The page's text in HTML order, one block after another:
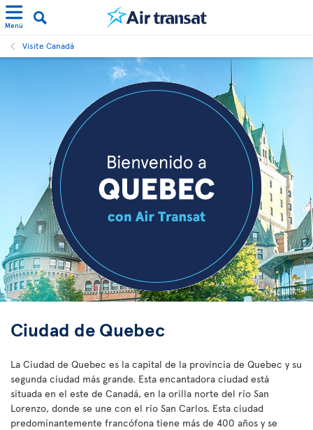
Menú
Visite Canadá
Ciudad de Quebec
La Ciudad de Quebec es la capital de la provincia de Quebec y su
segunda ciudad más grande. Esta encantadora ciudad está
situada en el este de Canadá, en la orilla norte del río San
Lorenzo, donde se une con el río San Carlos. Esta ciudad
predominantemente francófona tiene más de 400 años y se